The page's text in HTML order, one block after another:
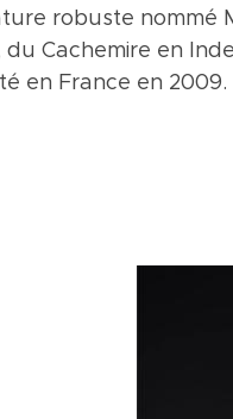
robuste nommé
Cachemire en
en France en 2009.
le motif est un
à l’aspect tressé,
tabby est